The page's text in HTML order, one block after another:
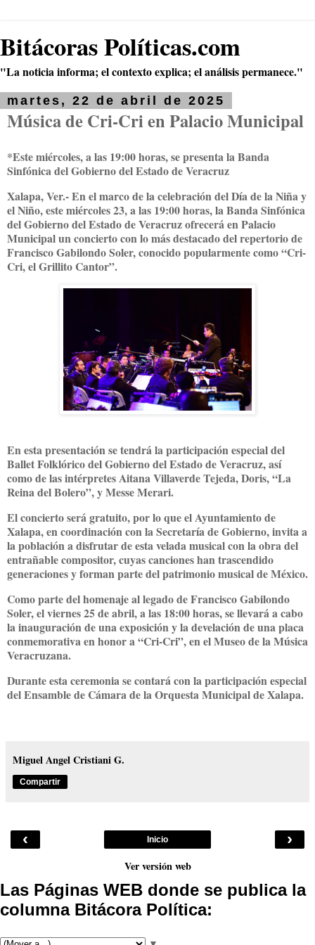
Bitácoras Políticas.com
"La noticia informa; el contexto explica; el análisis permanece."
martes, 22 de abril de 2025
Música de Cri-Cri en Palacio Municipal
*Este miércoles, a las 19:00 horas, se presenta la Banda
Sinfónica del Gobierno del Estado de Veracruz
Xalapa, Ver.- En el marco de la celebración del Día de la Niña y
el Niño, este miércoles 23, a las 19:00 horas, la Banda Sinfónica
del Gobierno del Estado de Veracruz ofrecerá en Palacio
Municipal un concierto con lo más destacado del repertorio de
Francisco Gabilondo Soler, conocido popularmente como “Cri-
Cri, el Grillito Cantor”.
En esta presentación se tendrá la participación especial del
Ballet Folklórico del Gobierno del Estado de Veracruz, así
como de las intérpretes Aitana Villaverde Tejeda, Doris, “La
Reina del Bolero”, y Messe Merari.
El concierto será gratuito, por lo que el Ayuntamiento de
Xalapa, en coordinación con la Secretaría de Gobierno, invita a
la población a disfrutar de esta velada musical con la obra del
entrañable compositor, cuyas canciones han trascendido
generaciones y forman parte del patrimonio musical de México.
Como parte del homenaje al legado de Francisco Gabilondo
Soler, el viernes 25 de abril, a las 18:00 horas, se llevará a cabo
la inauguración de una exposición y la develación de una placa
conmemorativa en honor a “Cri-Cri”, en el Museo de la Música
Veracruzana.
Durante esta ceremonia se contará con la participación especial
del Ensamble de Cámara de la Orquesta Municipal de Xalapa.
Miguel Angel Cristiani G.
Compartir
‹ ›
Inicio
Ver versión web
Las Páginas WEB donde se publica la
columna Bitácora Política: